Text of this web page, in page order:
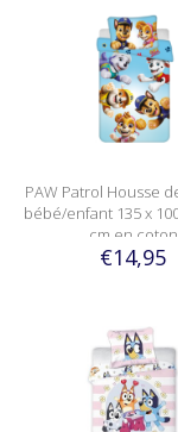
PAW Patrol Housse
bébé/enfant 135 x
cm en coton
€14,95